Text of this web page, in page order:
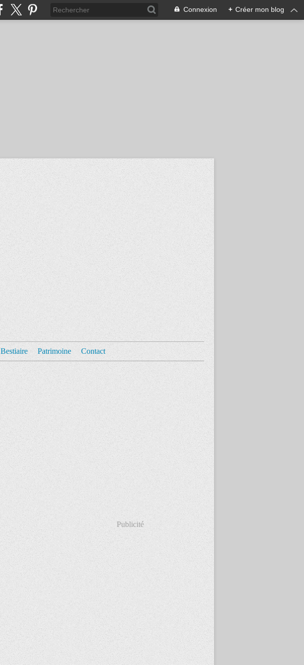
Connexion + Créer mon blog
Bestiaire Patrimoine Contact
Publicité